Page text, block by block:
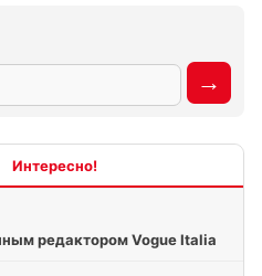
редактором Vogue Italia